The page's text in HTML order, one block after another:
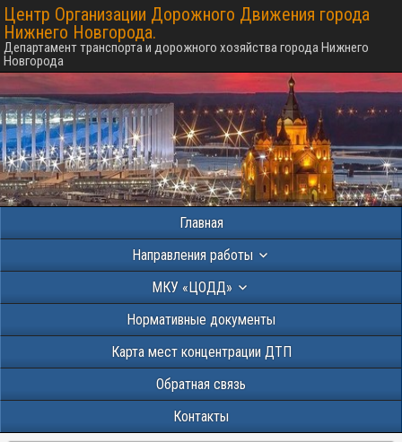
Центр Организации Дорожного Движения города
Нижнего Новгорода.
Департамент транспорта и дорожного хозяйства города Нижнего
Новгорода
Главная
Направления работы
МКУ «ЦОДД»
Нормативные документы
Карта мест концентрации ДТП
Обратная связь
Контакты